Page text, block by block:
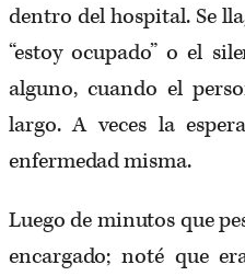
dentro del hospital. Se
“estoy ocupado” o el
alguno, cuando el
largo. A veces la
enfermedad misma.
Luego de minutos que
encargado; noté que